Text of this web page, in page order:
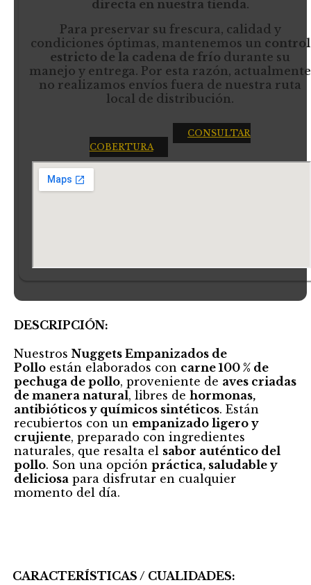
directa en nuestra tienda.
Para preservar su frescura, calidad y
condiciones óptimas, mantenemos un control
estricto de la cadena de frío durante su
manejo y entrega. Por esta razón, actualmente
no realizamos envíos fuera de nuestra ruta
local de distribución.
CONSULTAR
COBERTURA
DESCRIPCIÓN:
Nuestros Nuggets Empanizados de
Pollo están elaborados con carne 100 % de
pechuga de pollo, proveniente de aves criadas
de manera natural, libres de hormonas,
antibióticos y químicos sintéticos. Están
recubiertos con un empanizado ligero y
crujiente, preparado con ingredientes
naturales, que resalta el sabor auténtico del
pollo. Son una opción práctica, saludable y
deliciosa para disfrutar en cualquier
momento del día.
CARACTERÍSTICAS / CUALIDADES: